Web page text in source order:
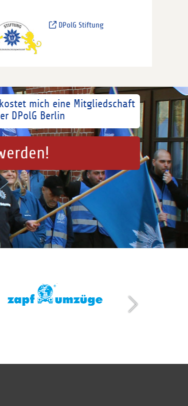
DPolG Stiftung
mich eine Mitgliedschaft
DPolG Berlin